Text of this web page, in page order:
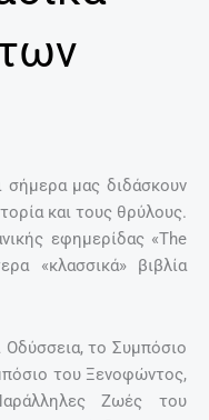
σήμερα μας διδάσκουν
και τους θρύλους.
εφημερίδας «The
«κλασσικά» βιβλία
Οδύσσεια, το Συμπόσιο
του Ξενοφώντος,
Ζωές του